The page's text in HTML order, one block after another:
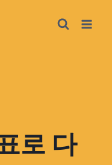
로 다